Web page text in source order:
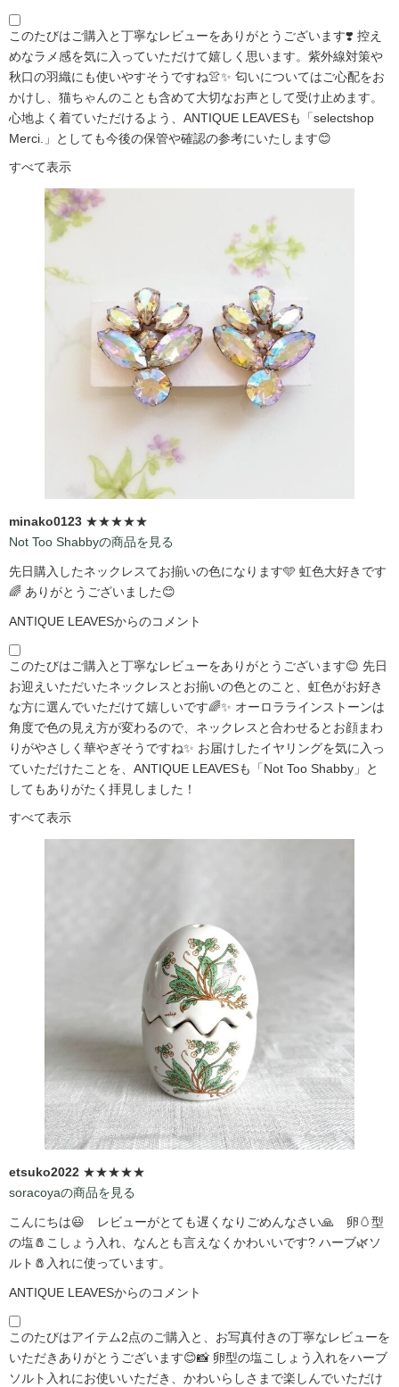
このたびはご購入と丁寧なレビューをありがとうございます❣️ 控え
めなラメ感を気に入っていただけて嬉しく思います。紫外線対策や
秋口の羽織にも使いやすそうですね👚✨ 匂いについてはご心配をお
かけし、猫ちゃんのことも含めて大切なお声として受け止めます。
心地よく着ていただけるよう、ANTIQUE LEAVESも「selectshop
Merci.」としても今後の保管や確認の参考にいたします😊
すべて表示
minako0123 ★★★★★
Not Too Shabbyの商品を見る
先日購入したネックレスてお揃いの色になります🩵 虹色大好きです
🌈 ありがとうございました😊
ANTIQUE LEAVESからのコメント
このたびはご購入と丁寧なレビューをありがとうございます😊 先日
お迎えいただいたネックレスとお揃いの色とのこと、虹色がお好き
な方に選んでいただけて嬉しいです🌈✨ オーロララインストーンは
角度で色の見え方が変わるので、ネックレスと合わせるとお顔まわ
りがやさしく華やぎそうですね✨ お届けしたイヤリングを気に入っ
ていただけたことを、ANTIQUE LEAVESも「Not Too Shabby」と
してもありがたく拝見しました！
すべて表示
etsuko2022 ★★★★★
soracoyaの商品を見る
こんにちは😃 レビューがとても遅くなりごめんなさい🙏 卵🥚型
の塩🧂こしょう入れ、なんとも言えなくかわいいです?️ ハーブ🌿ソ
ルト🧂入れに使っています。
ANTIQUE LEAVESからのコメント
このたびはアイテム2点のご購入と、お写真付きの丁寧なレビューを
いただきありがとうございます😊📸 卵型の塩こしょう入れをハーブ
ソルト入れにお使いいただき、かわいらしさまで楽しんでいただけ